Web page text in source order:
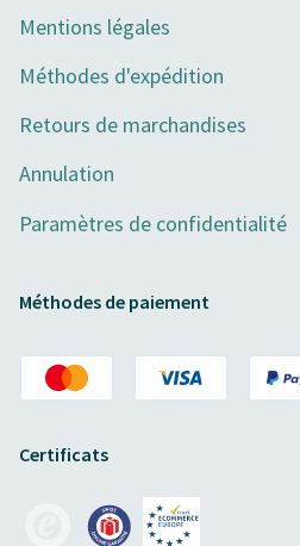
Mentions légales
Méthodes d'expédition
Retours de marchandises
Annulation
Paramètres de confidentialité
Méthodes de paiement
Certificats